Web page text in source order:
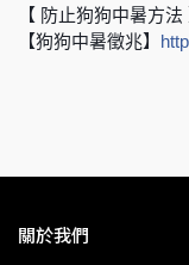
【 防止狗狗中暑方法
【狗狗中暑徵兆】
關於我們